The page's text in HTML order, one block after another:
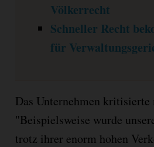
Völkerrecht
Schneller Recht
für
Das Unternehmen
"Beispielsweise wurde
trotz ihrer enorm hohen